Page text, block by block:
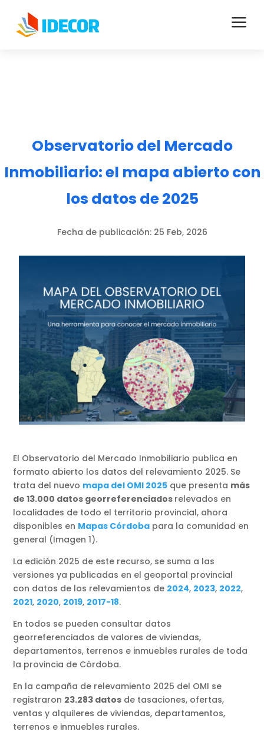
a
Observatorio del Mercado
Inmobiliario: el mapa abierto con
los datos de 2025
Fecha de publicación: 25 Feb, 2026
El Observatorio del Mercado Inmobiliario publica en
formato abierto los datos del relevamiento 2025. Se
trata del nuevo mapa del OMI 2025 que presenta más
de 13.000 datos georreferenciados relevados en
localidades de todo el territorio provincial, ahora
disponibles en Mapas Córdoba para la comunidad en
general (Imagen 1).
La edición 2025 de este recurso, se suma a las
versiones ya publicadas en el geoportal provincial
con datos de los relevamientos de 2024, 2023, 2022,
2021, 2020, 2019, 2017-18.
En todos se pueden consultar datos
georreferenciados de valores de viviendas,
departamentos, terrenos e inmuebles rurales de toda
la provincia de Córdoba.
En la campaña de relevamiento 2025 del OMI se
registraron 23.283 datos de tasaciones, ofertas,
ventas y alquileres de viviendas, departamentos,
terrenos e inmuebles rurales.